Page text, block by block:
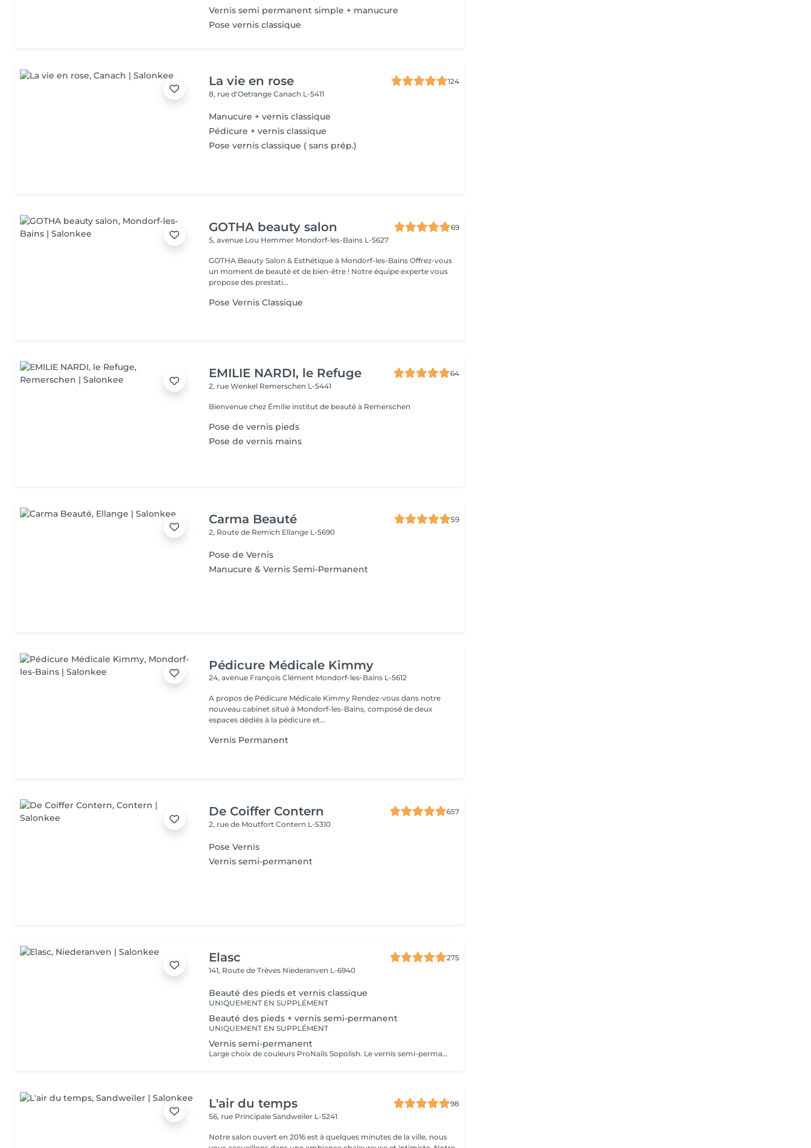
Vernis semi permanent simple + manucure
Pose vernis classique
La vie en rose
124
8, rue d‘OetrangeCanach L-5411
Manucure + vernis classique
Pédicure + vernis classique
Pose vernis classique ( sans prép.)
GOTHA beauty salon
69
5, avenue Lou Hemmer Mondorf-les-Bains L-5627
GOTHA Beauty Salon & Esthétique à Mondorf-les-Bains Offrez-vous
un moment de beauté et de bien-être ! Notre équipe experte vous
propose des prestati...
Pose Vernis Classique
EMILIE NARDI, le Refuge
64
2, rue Wenkel Remerschen L-5441
Bienvenue chez Émilie institut de beauté à Remerschen
Pose de vernis pieds
Pose de vernis mains
Carma Beauté
59
2, Route de Remich Ellange L-5690
Pose de Vernis
Manucure & Vernis Semi-Permanent
Pédicure Médicale Kimmy
24, avenue François Clément Mondorf-les-Bains L-5612
A propos de Pédicure Médicale Kimmy Rendez-vous dans notre
nouveau cabinet situé à Mondorf-les-Bains, composé de deux
espaces dédiés à la pédicure et...
Vernis Permanent
De Coiffer Contern
657
2, rue de MoutfortContern L-5310
Pose Vernis
Vernis semi-permanent
Elasc
275
141, Route de Trèves Niederanven L-6940
Beauté des pieds et vernis classique
UNIQUEMENT EN SUPPLÉMENT
Beauté des pieds + vernis semi-permanent
UNIQUEMENT EN SUPPLÉMENT
Vernis semi-permanent
Large choix de couleurs ProNails Sopolish. Le vernis semi-permanent a une tenue d'environ 2 semaines sans s'écailler et en gardant sa brillance.
L'air du temps
98
56, rue PrincipaleSandweiler L-5241
Notre salon ouvert en 2016 est à quelques minutes de la ville, nous